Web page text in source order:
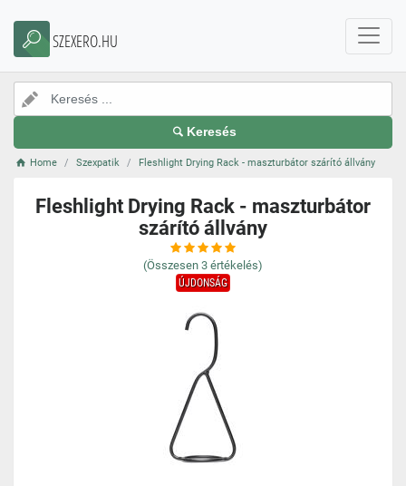
SZEXERO.HU
Keresés
Home Szexpatik Fleshlight Drying Rack - maszturbátor szárító állvány
Fleshlight Drying Rack - maszturbátor
szárító állvány
(Összesen 3 értékelés)
ÚJDONSÁG